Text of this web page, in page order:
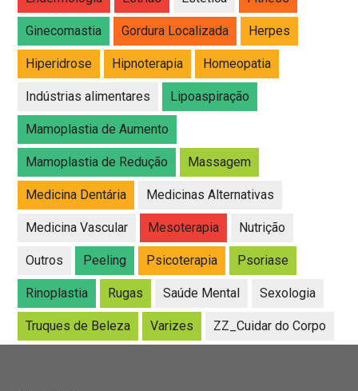
Ginecomastia Gordura Localizada Herpes
Hiperidrose Hipnoterapia Homeopatia
Indústrias alimentares Lipoaspiração
Mamoplastia de Aumento
Mamoplastia de Redução Massagem
Medicina Dentária Medicinas Alternativas
Medicina Vascular Mesoterapia Nutrição
Outros Peeling Psicoterapia Psoriase
Rinoplastia Rugas Saúde Mental Sexologia
Truques de Beleza Varizes ZZ_Cuidar do Corpo